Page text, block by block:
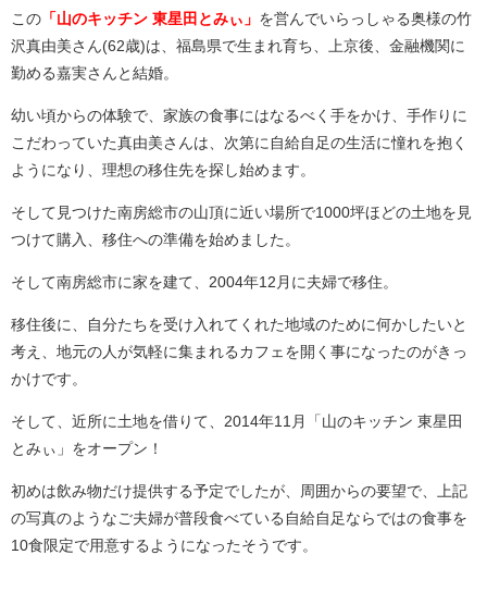
この 「山のキッチン 東星田とみぃ」 を営んでいらっしゃる奥様の竹
沢真由美さん(62歳)は、福島県で生まれ育ち、上京後、金融機関に
勤める嘉実さんと結婚。
幼い頃からの体験で、家族の食事にはなるべく手をかけ、手作りに
こだわっていた真由美さんは、次第に自給自足の生活に憧れを抱く
ようになり、理想の移住先を探し始めます。
そして見つけた南房総市の山頂に近い場所で1000坪ほどの土地を見
つけて購入、移住への準備を始めました。
そして南房総市に家を建て、2004年12月に夫婦で移住。
移住後に、自分たちを受け入れてくれた地域のために何かしたいと
考え、地元の人が気軽に集まれるカフェを開く事になったのがきっ
かけです。
そして、近所に土地を借りて、2014年11月「山のキッチン 東星田
とみぃ」をオープン！
初めは飲み物だけ提供する予定でしたが、周囲からの要望で、上記
の写真のようなご夫婦が普段食べている自給自足ならではの食事を
10食限定で用意するようになったそうです。